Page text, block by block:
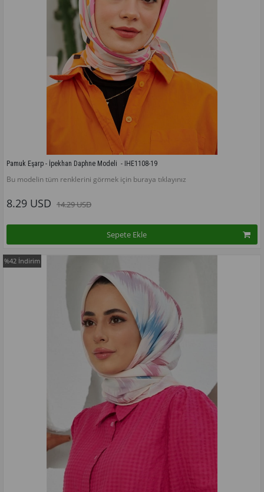
Pamuk Eşarp - İpekhan Daphne Modeli  - IHE1108-19
Bu modelin tüm renklerini görmek için buraya tıklayınız
8.29 USD 14.29 USD
Sepete Ekle
%42 İndirim